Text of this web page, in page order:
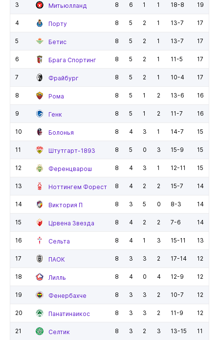
3 Митьюлланд 8 6 1 1 18-8 19
4 Порту 8 5 2 1 13-7 17
5 Бетис 8 5 2 1 13-7 17
6 Брага Спортинг 8 5 2 1 11-5 17
7 Фрайбург 8 5 2 1 10-4 17
8 Рома 8 5 1 2 13-6 16
9 Генк 8 5 1 2 11-7 16
10 Болонья 8 4 3 1 14-7 15
11 Штутгарт-1893 8 5 0 3 15-9 15
12 Ференцварош 8 4 3 1 12-11 15
13 Ноттингем Форест 8 4 2 2 15-7 14
14 Виктория П 8 3 5 0 8-3 14
15 Црвена Звезда 8 4 2 2 7-6 14
16 Сельта 8 4 1 3 15-11 13
17 ПАОК 8 3 3 2 17-14 12
18 Лилль 8 4 0 4 12-9 12
19 Фенербахче 8 3 3 2 10-7 12
20 Панатинаикос 8 3 3 2 11-9 12
21 Селтик 8 3 2 3 13-15 11